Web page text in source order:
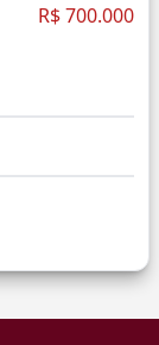
R$ 700.000